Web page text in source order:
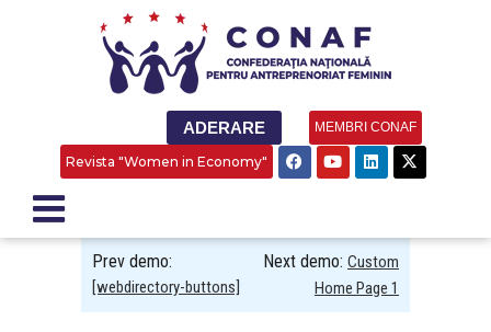
ADERARE MEMBRI CONAF
Revista "Women in Economy"
Prev demo:
[webdirectory-buttons]
Next demo: Custom
Home Page 1